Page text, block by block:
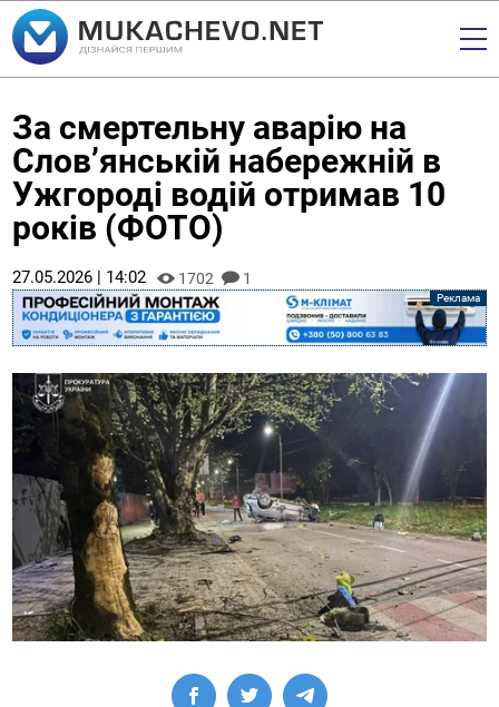
За смертельну аварію на
Слов’янській набережній в
Ужгороді водій отримав 10
років (ФОТО)
27.05.2026 | 14:02 1702 1